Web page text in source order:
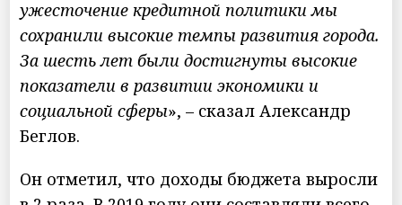
ужесточение кредитной политики мы
сохранили высокие темпы развития города.
За шесть лет были достигнуты высокие
показатели в развитии экономики и
социальной сферы», – сказал Александр
Беглов.
Он отметил, что доходы бюджета выросли